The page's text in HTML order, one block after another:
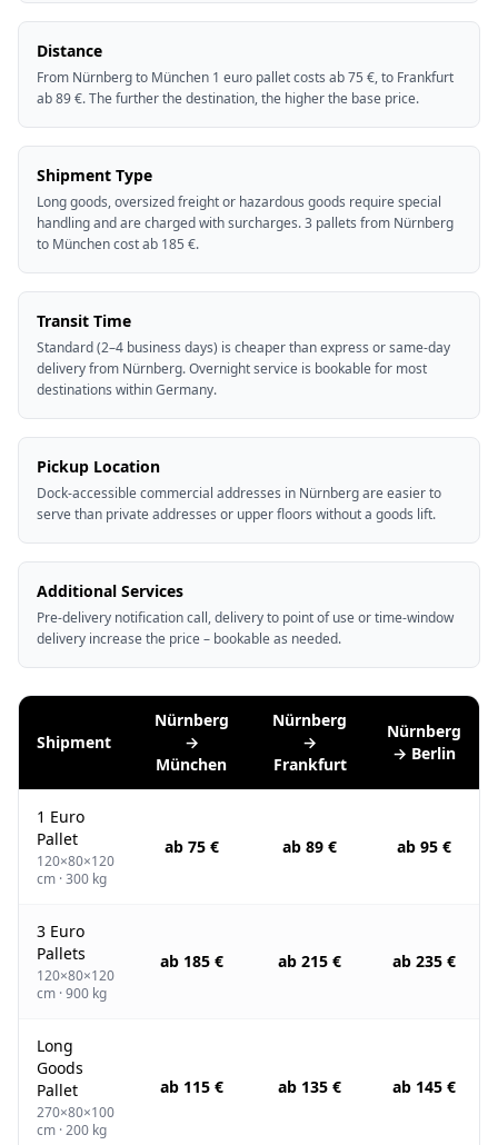
Distance
From Nürnberg to München 1 euro pallet costs ab 75 €, to Frankfurt
ab 89 €. The further the destination, the higher the base price.
Shipment Type
Long goods, oversized freight or hazardous goods require special
handling and are charged with surcharges. 3 pallets from Nürnberg
to München cost ab 185 €.
Transit Time
Standard (2–4 business days) is cheaper than express or same-day
delivery from Nürnberg. Overnight service is bookable for most
destinations within Germany.
Pickup Location
Dock-accessible commercial addresses in Nürnberg are easier to
serve than private addresses or upper floors without a goods lift.
Additional Services
Pre-delivery notification call, delivery to point of use or time-window
delivery increase the price – bookable as needed.
Shipment
Nürnberg
→
München
Nürnberg
→
Frankfurt
Nürnberg
→ Berlin
1 Euro
Pallet
120×80×120
cm · 300 kg
ab 75 € ab 89 € ab 95 €
3 Euro
Pallets
120×80×120
cm · 900 kg
ab 185 € ab 215 € ab 235 €
Long
Goods
Pallet
270×80×100
cm · 200 kg
ab 115 € ab 135 € ab 145 €